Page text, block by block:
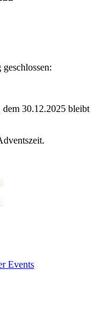
30.12.2025 bleibt
Events